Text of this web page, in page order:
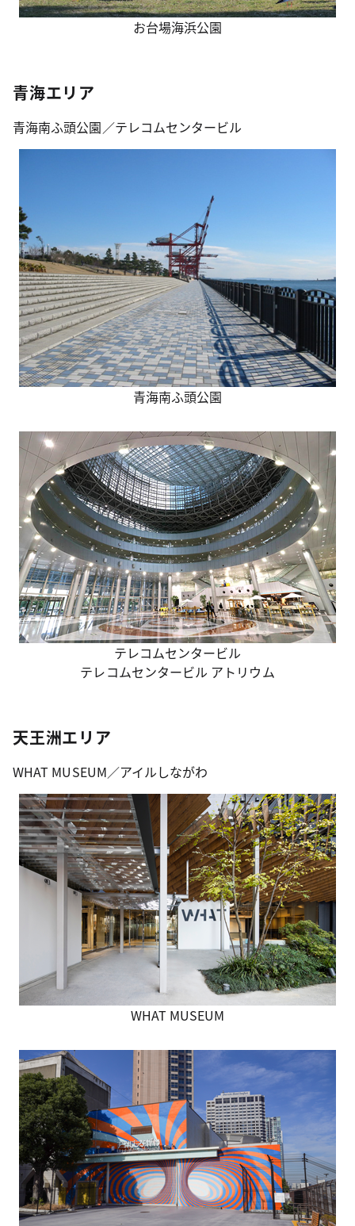
お台場海浜公園
青海エリア
青海南ふ頭公園／テレコムセンタービル
青海南ふ頭公園
テレコムセンタービル
テレコムセンタービル アトリウム
天王洲エリア
WHAT MUSEUM／アイルしながわ
WHAT MUSEUM